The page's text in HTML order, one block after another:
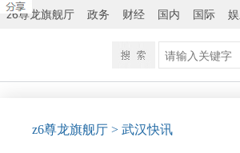
z6尊龙旗舰厅 政务 财经 国内 国际
z6尊龙旗舰厅 > 武汉快讯